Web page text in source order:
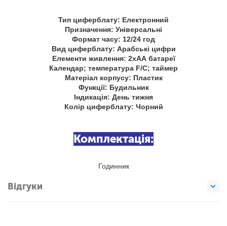
Тип циферблату: Електронний
Призначення: Універсальні
Формат часу: 12/24 год
Вид циферблату: Арабські цифри
Елементи живлення: 2хАА батареї
Календар; температура F/C; таймер
Матеріал корпусу: Пластик
Функції: Будильник
Індикація: День тижня
Колір циферблату: Чорний
Комплектація:
Годинник
Відгуки